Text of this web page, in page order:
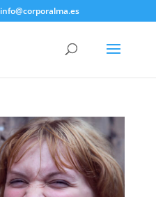
info@corporalma.es